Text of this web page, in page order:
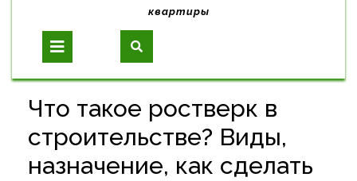
квартиры
Open
Button
Что такое ростверк в
строительстве? Виды,
назначение, как сделать